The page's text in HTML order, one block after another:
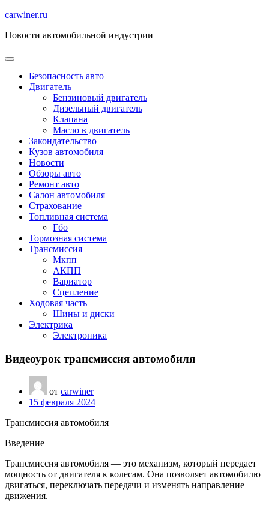
Перейти
содержимому
carwiner.ru
Новости автомобильной индустрии
Безопасность авто
Двигатель
Бензиновый двигатель
Дизельный двигатель
Клапана
Масло в двигатель
Закондательство
Кузов автомобиля
Новости
Обзоры авто
Ремонт авто
Салон автомобиля
Страхование
Топливная система
Гбо
Тормозная система
Трансмиссия
Мкпп
АКПП
Вариатор
Сцепление
Ходовая часть
Шины и диски
Электрика
Электроника
Видеоурок трансмиссия автомобиля
от carwiner
15 февраля 2024
Трансмиссия автомобиля
Введение
Трансмиссия автомобиля — это механизм, который передает
мощность от двигателя к колесам. Она позволяет автомобилю
двигаться, переключать передачи и изменять направление
движения.